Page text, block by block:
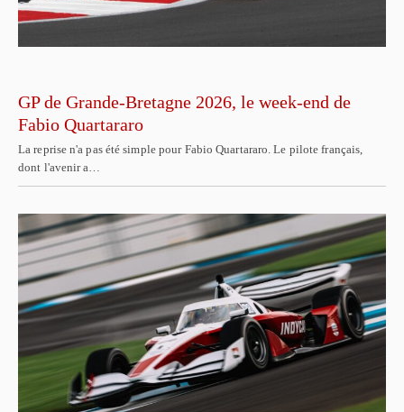
GP de Grande-Bretagne 2026, le week-end de
Fabio Quartararo
La reprise n'a pas été simple pour Fabio Quartararo. Le pilote français,
dont l'avenir a…